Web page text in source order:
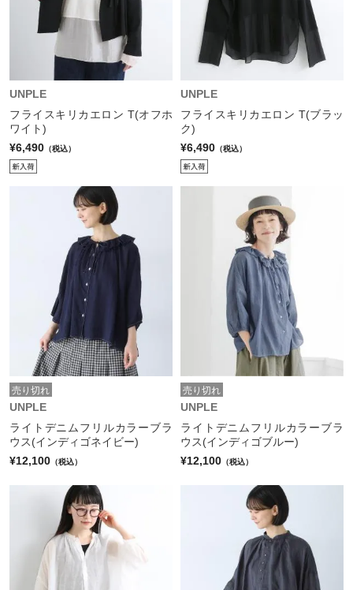
UNPLE
フライスキリカエロン T(オフホ
ワイト)
¥6,490 （税込）
UNPLE
フライスキリカエロン T(ブラッ
ク)
¥6,490 （税込）
売り切れ
UNPLE
ライトデニムフリルカラーブラ
ウス(インディゴネイビー)
¥12,100 （税込）
売り切れ
UNPLE
ライトデニムフリルカラーブラ
ウス(インディゴブルー)
¥12,100 （税込）